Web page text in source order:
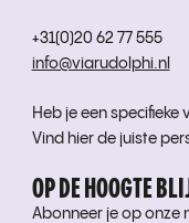
+31(0)20 62 77 555
info@viarudolphi.nl
Heb je een specifieke
Vind hier de juiste
OP DE HOOGTE
Abonneer je op onze